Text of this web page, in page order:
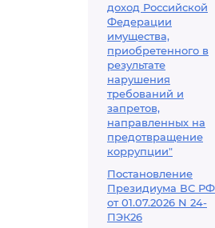
доход Российской
Федерации
имущества,
приобретенного в
результате
нарушения
требований и
запретов,
направленных на
предотвращение
коррупции"
Постановление
Президиума ВС РФ
от 01.07.2026 N 24-
ПЭК26